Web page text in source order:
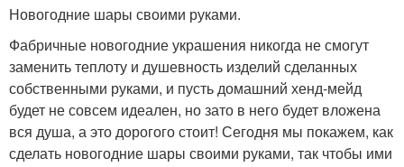
Новогодние шары своими руками.
Фабричные новогодние украшения никогда не смогут
заменить теплоту и душевность изделий сделанных
собственными руками, и пусть домашний хенд-мейд
будет не совсем идеален, но зато в него будет вложена
вся душа, а это дорогого стоит! Сегодня мы покажем, как
сделать новогодние шары своими руками, так чтобы ими